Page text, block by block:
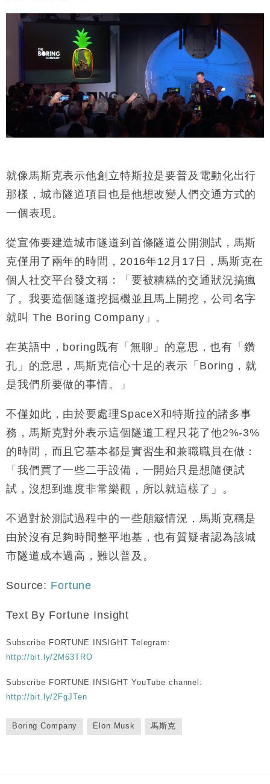
就像馬斯克表示他創立特斯拉是要普及電動化出行
那樣，城市隧道項目也是他想改變人們交通方式的
一個表現。
從宣佈要建造城市隧道到首條隧道公開測試，馬斯
克僅用了兩年的時間， 2016年12 月 17 日，馬斯克在
個人社交平台發文稱：「要被糟糕的交通狀況搞瘋
了。我要造個隧道挖掘機並且馬上開挖 ， 公司名字
就叫 The Boring Company 」。
在英語中，boring 既有「無聊」的意思，也有「鑽
孔」的意思，馬斯克信心十足的表示「 Boring ，就
是我們所要做的事情。」
不僅如此，由於要處理SpaceX和特斯拉的諸多事
務，馬斯克對外表示這個隧道工程只花了他2%-3%
的時間，而且它基本都是實習生和兼職職員在做：
「我們買了一些二手設備，一開始只是想隨便試
試，沒想到進度非常樂觀，所以就這樣了」。
不過對於測試過程中的一些顛簸情況，馬斯克稱是
由於沒有足夠時間整平地基，也有質疑者認為該城
市隧道成本過高，難以普及。
Source: Fortune
Text By Fortune Insight
Subscribe FORTUNE INSIGHT Telegram:
http://bit.ly/2M63TRO
Subscribe FORTUNE INSIGHT YouTube channel:
http://bit.ly/2FgJTen
Boring Company Elon Musk 馬斯克